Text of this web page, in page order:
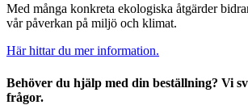
Med många konkreta ekologiska åtgärder
vår påverkan på miljö och klimat.
Här hittar du mer information.
Behöver du hjälp med din beställning? Vi
frågor.